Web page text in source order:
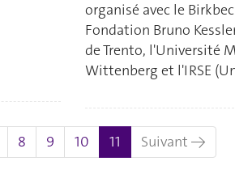
organisé avec le
Fondation Bruno
de Trento, l'Université
Wittenberg et l'IRSE
8 9 10 11 (actuel)
Suivant →